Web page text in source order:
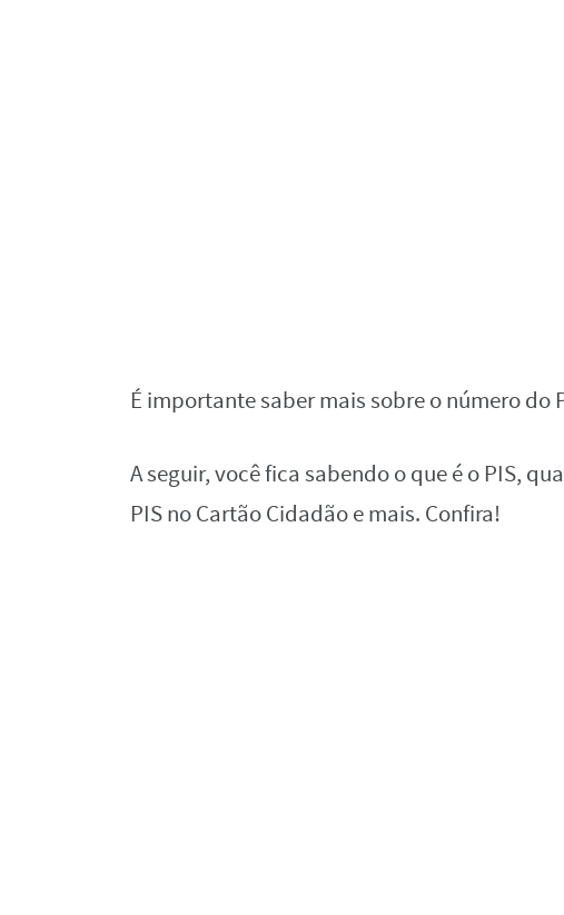
É importante saber mais sobre o número do
A seguir, você fica sabendo o que é o PIS,
PIS no Cartão Cidadão e mais. Confira!